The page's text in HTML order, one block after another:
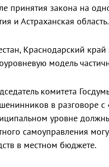
принятия закона на
и Астраханская область.
Краснодарский
модель
комитета
в разговоре с
уровне
самоуправления
в местном бюджете.